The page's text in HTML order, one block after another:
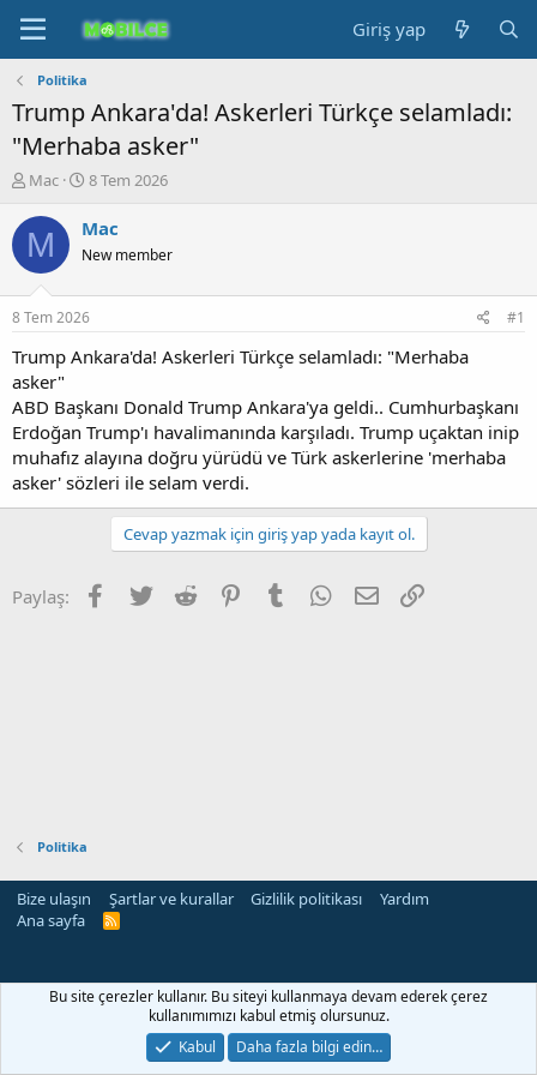
Giriş yap
Politika
Trump Ankara'da! Askerleri Türkçe selamladı:
"Merhaba asker"
K
n
b
u
u
b
a
ş
l
a
t
a
n
Mac
B
ş
a
g
ı
ç
r
i
h
i
8 Tem 2026
M Mac
New member
8 Tem 2026 #1
Trump Ankara'da! Askerleri Türkçe selamladı: "Merhaba
asker"
ABD Başkanı Donald Trump Ankara'ya geldi.. Cumhurbaşkanı
Erdoğan Trump'ı havalimanında karşıladı. Trump uçaktan inip
muhafız alayına doğru yürüdü ve Türk askerlerine 'merhaba
asker' sözleri ile selam verdi.
Cevap yazmak için giriş yap yada kayıt ol.
Paylaş: Facebook
Twitter Reddit PinterestTumblr WhatsApp
E-posta
Politika
Bize ulaşın Şartlar ve kurallar Gizlilik politikası
Yardım
Ana sayfa
R
Bu site çerezler kullanır. Bu siteyi kullanmaya devam ederek çerez
kullanımımızı kabul etmiş olursunuz.
Kabul
Daha fazla bilgi edin…